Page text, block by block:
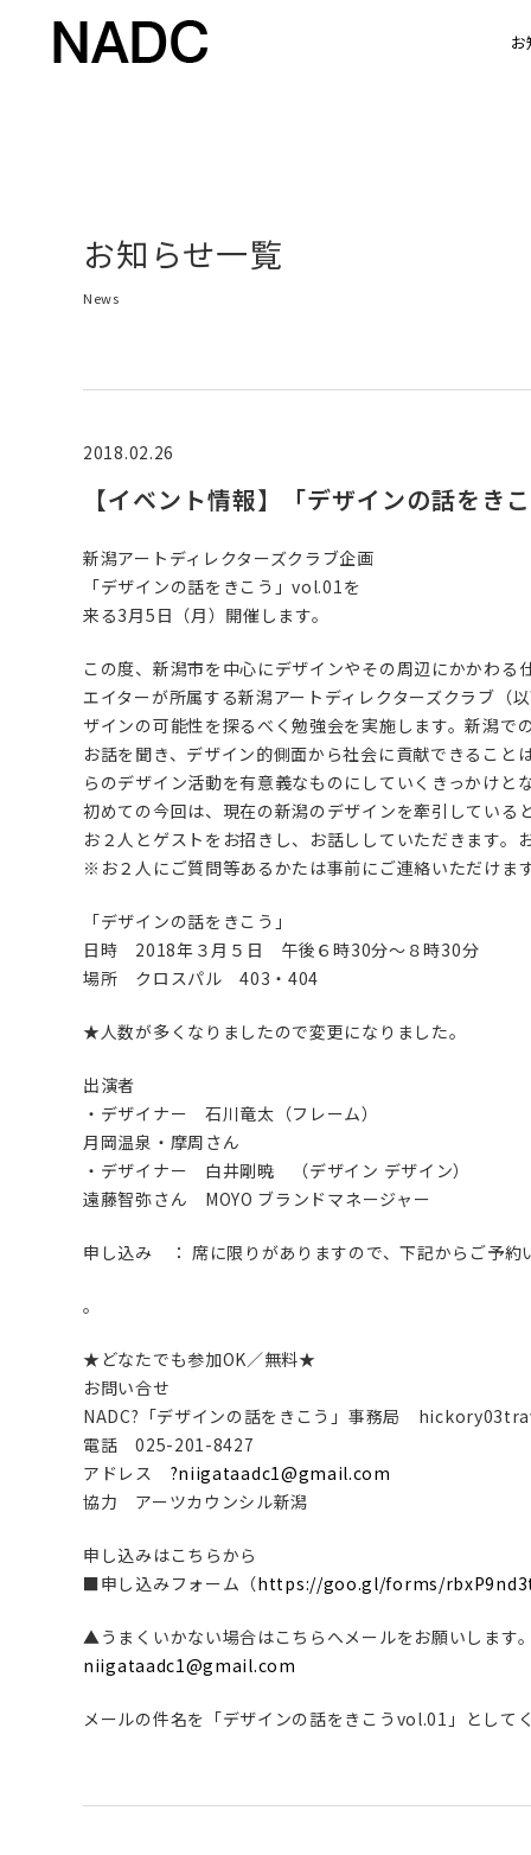
お
お知らせ一覧
News
2018.02.26
【イベント情報】「デザインの話をき
新潟アートディレクターズクラブ企画
「デザインの話をきこう」vol.01を
来る3月5日（月）開催します。
この度、新潟市を中心にデザインやその周辺にかかわる
エイターが所属する新潟アートディレクターズクラブ（
ザインの可能性を探るべく勉強会を実施します。新潟で
お話を聞き、デザイン的側面から社会に貢献できること
らのデザイン活動を有意義なものにしていくきっかけと
初めての今回は、現在の新潟のデザインを牽引している
お２人とゲストをお招きし、お話ししていただきます。
※お２人にご質問等あるかたは事前にご連絡いただけま
「デザインの話をきこう」
日時 2018年３月５日 午後６時30分〜８時30分
場所 クロスパル 403・404
★人数が多くなりましたので変更になりました。
出演者
・デザイナー 石川竜太（フレーム）
月岡温泉・摩周さん
・デザイナー 白井剛暁 （デザイン デザイン）
遠藤智弥さん MOYO ブランドマネージャー
申し込み ： 席に限りがありますので、下記からご予約
。
★どなたでも参加OK／無料★
お問い合せ
NADC?「デザインの話をきこう」事務局
電話 025-201-8427
アドレス ?niigataadc1@gmail.com
協力 アーツカウンシル新潟
申し込みはこちらから
■申し込みフォーム（https://goo.gl/forms/
▲うまくいかない場合はこちらへメールをお願いします
niigataadc1@gmail.com
メールの件名を「デザインの話をきこうvol.01」として